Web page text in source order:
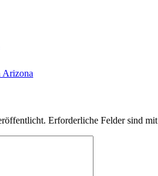
Arizona
Erforderliche Felder sind mit